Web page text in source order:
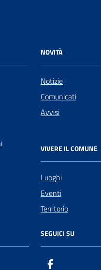
NOVITÀ
Notizie
Comunicati
Avvisi
VIVERE IL COMUNE
Luoghi
Eventi
Territorio
SEGUICI SU